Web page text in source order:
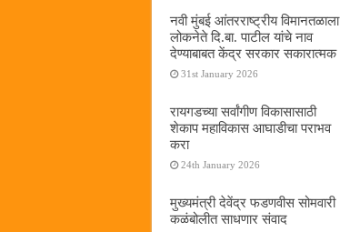
नवी मुंबई आंतरराष्ट्रीय विमानतळाला
लोकनेते दि.बा. पाटील यांचे नाव
देण्याबाबत केंद्र सरकार सकारात्मक
31st January 2026
रायगडच्या सर्वांगीण विकासासाठी
शेकाप महाविकास आघाडीचा पराभव
करा
24th January 2026
मुख्यमंत्री देवेंद्र फडणवीस सोमवारी
कळंबोलीत साधणार संवाद